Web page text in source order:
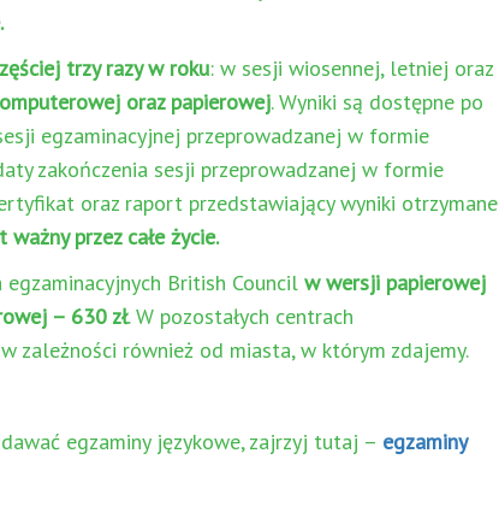
.
trzy razy w roku: w sesji wiosennej, letniej oraz
oraz papierowej. Wyniki są dostępne po
egzaminacyjnej przeprowadzanej w formie
zakończenia sesji przeprowadzanej w formie
oraz raport przedstawiający wyniki otrzymane
przez całe życie.
British Council w wersji papierowej
– 630 zł. W pozostałych centrach
zależności również od miasta, w którym zdajemy.
egzaminy językowe, zajrzyj tutaj – egzaminy